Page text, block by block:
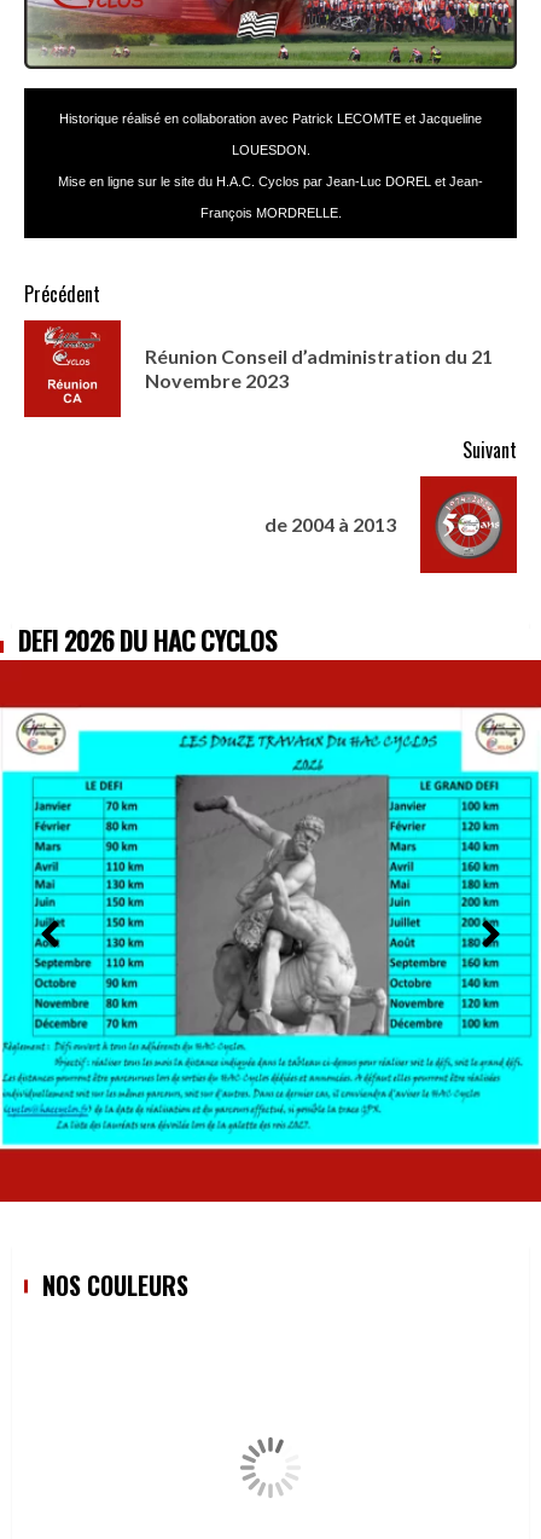
Historique réalisé en collaboration avec Patrick LECOMTE et Jacqueline
LOUESDON.
Mise en ligne sur le site du H.A.C. Cyclos par Jean-Luc DOREL et Jean-
François MORDRELLE.
Précédent
Réunion Conseil d’administration du 21
Novembre 2023
Suivant
de 2004 à 2013
DÉFI 2026 DU HAC CYCLOS
NOS COULEURS